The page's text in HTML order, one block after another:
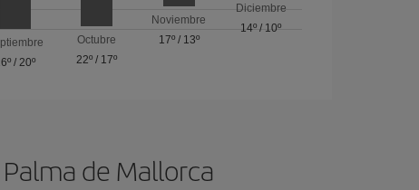
/ 20º
Octubre
22º / 17º
Noviembre
17º/ 13º
Diciembre
14º / 10º
de Mallorca